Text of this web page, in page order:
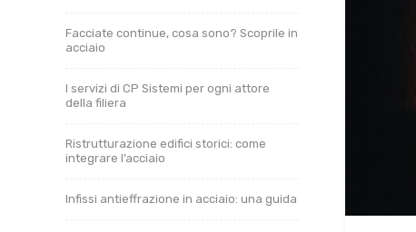
Facciate continue, cosa sono? Scoprile in
acciaio
I servizi di CP Sistemi per ogni attore
della filiera
Ristrutturazione edifici storici: come
integrare l’acciaio
Infissi antieffrazione in acciaio: una guida